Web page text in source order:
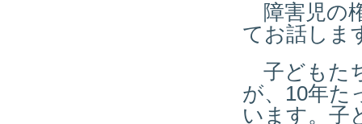
障害児の
てお話しま
子どもた
が、10年た
います。子